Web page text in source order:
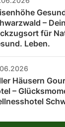
– Dein
für
Leben.
Häusern
–